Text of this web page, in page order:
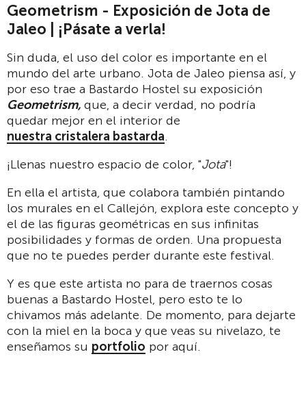
Geometrism - Exposición de Jota de
Jaleo | ¡Pásate a verla!
Sin duda, el uso del color es importante en el
mundo del arte urbano. Jota de Jaleo piensa así, y
por eso trae a Bastardo Hostel su exposición
Geometrism, que, a decir verdad, no podría
quedar mejor en el interior de
nuestra cristalera bastarda.
¡Llenas nuestro espacio de color, "Jota"!
En ella el artista, que colabora también pintando
los murales en el Callejón, explora este concepto y
el de las figuras geométricas en sus infinitas
posibilidades y formas de orden. Una propuesta
que no te puedes perder durante este festival.
Y es que este artista no para de traernos cosas
buenas a Bastardo Hostel, pero esto te lo
chivamos más adelante. De momento, para dejarte
con la miel en la boca y que veas su nivelazo, te
enseñamos su portfolio por aquí.